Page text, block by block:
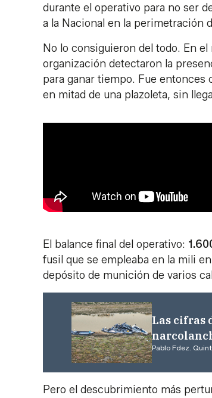
durante el operativo para no ser
a la Nacional en la perimetración
No lo consiguieron del todo. En
organización detectaron la
para ganar tiempo. Fue
en mitad de una plazoleta, sin
El balance final del operativo:
fusil que se empleaba en la mili
depósito de munición de varios
Las cifras
Pablo Fdez.
Pero el descubrimiento más